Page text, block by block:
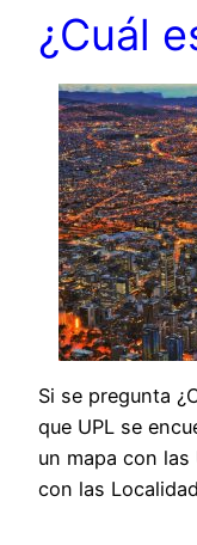
¿Cuál
Si se pregunta
que UPL se
un mapa con las
con las